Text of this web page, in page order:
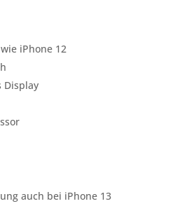
iPhone 12
Display
auch bei iPhone 13